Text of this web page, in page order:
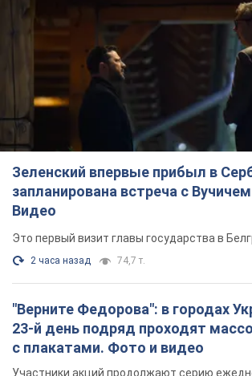
Зеленский впервые прибыл в
запланирована встреча с
Видео
Это первый визит главы государства в
2 часа назад
"Верните Федорова": в городах
23-й день подряд проходят
с плакатами. Фото и видео
Участники акций продолжают серию
3 часа назад 2,1 т.
Сенат США одобрил
санкциях против России: что
Документ предусматривает новые
ограничения